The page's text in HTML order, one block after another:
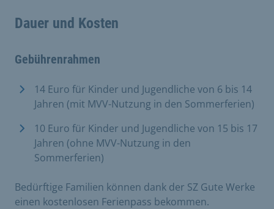
Dauer und Kosten
Gebührenrahmen
14 Euro für Kinder und Jugendliche von 6 bis 14
Jahren (mit MVV-Nutzung in den Sommerferien)
10 Euro für Kinder und Jugendliche von 15 bis 17
Jahren (ohne MVV-Nutzung in den
Sommerferien)
Bedürftige Familien können dank der SZ Gute Werke
einen kostenlosen Ferienpass bekommen.